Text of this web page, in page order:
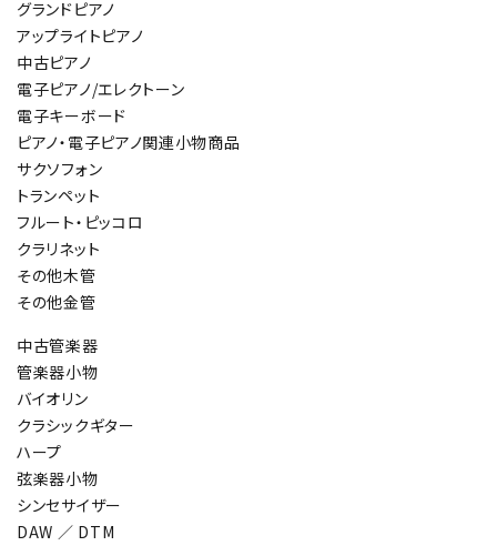
グランドピアノ
アップライトピアノ
中古ピアノ
電子ピアノ/エレクトーン
電子キーボード
ピアノ・電子ピアノ関連小物商品
サクソフォン
トランペット
フルート・ピッコロ
クラリネット
その他木管
その他金管
中古管楽器
管楽器小物
バイオリン
クラシックギター
ハープ
弦楽器小物
シンセサイザー
DAW ／ DTM